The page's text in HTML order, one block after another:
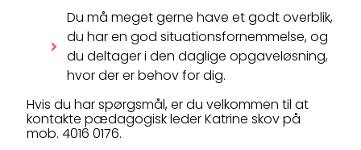
Du må meget gerne have et godt overblik,
du har en god situationsfornemmelse, og
du deltager i den daglige opgaveløsning,
hvor der er behov for dig.
Hvis du har spørgsmål, er du velkommen til at
kontakte pædagogisk leder Katrine skov på
mob. 4016 0176.